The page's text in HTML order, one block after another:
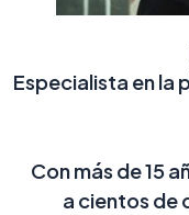
Especialista en la
Con más de 15
a cientos de